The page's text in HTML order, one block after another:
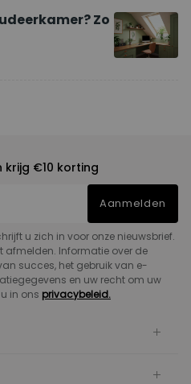
Zo
krijg €10 korting
Aanmelden
u zich in voor onze nieuwsbrief.
afmelden. Informatie over de
succes, het gebruik van e-
en uw recht om uw
in ons privacybeleid.